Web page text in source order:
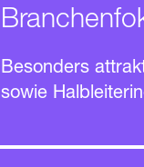
Besonders
sowie